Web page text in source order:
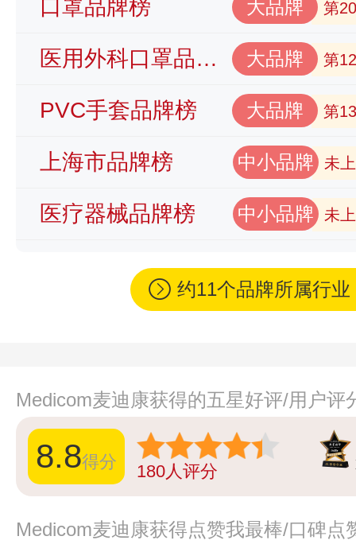
口罩品牌榜 大品牌 第
医用外科口罩品牌榜 大品牌 第
PVC手套品牌榜 大品牌 第
上海市品牌榜 中小品牌 未
医疗器械品牌榜 中小品牌 未
约11个品牌所属行
Medicom麦迪康获得的五星好评/用户评
8.8得分 180人评分
Medicom麦迪康获得点赞我最棒/口碑点